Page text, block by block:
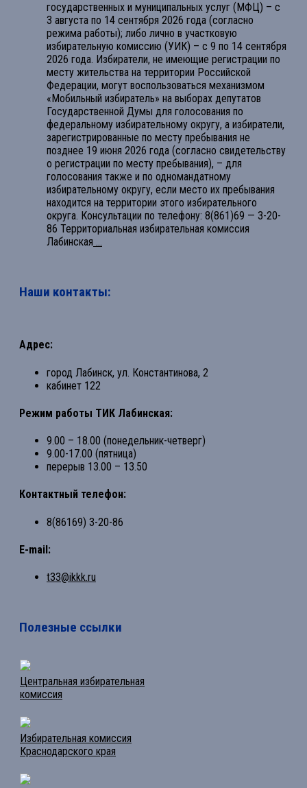
государственных и муниципальных услуг (МФЦ) – с
3 августа по 14 сентября 2026 года (согласно
режима работы); либо лично в участковую
избирательную комиссию (УИК) – с 9 по 14 сентября
2026 года. Избиратели, не имеющие регистрации по
месту жительства на территории Российской
Федерации, могут воспользоваться механизмом
«Мобильный избиратель» на выборах депутатов
Государственной Думы для голосования по
федеральному избирательному округу, а избиратели,
зарегистрированные по месту пребывания не
позднее 19 июня 2026 года (согласно свидетельству
о регистрации по месту пребывания), – для
голосования также и по одномандатному
избирательному округу, если место их пребывания
находится на территории этого избирательного
округа. Консультации по телефону: 8(861)69 — 3-20-
86 Территориальная избирательная комиссия
Лабинская ...
Наши контакты:
Адрес:
город Лабинск, ул. Константинова, 2
кабинет 122
Режим работы ТИК Лабинская:
9.00 – 18.00 (понедельник-четверг)
9.00-17.00 (пятница)
перерыв 13.00 – 13.50
Контактный телефон:
8(86169) 3-20-86
E-mail:
t33@ikkk.ru
Полезные ссылки
Центральная избирательная
комиссия
Избирательная комиссия
Краснодарского края